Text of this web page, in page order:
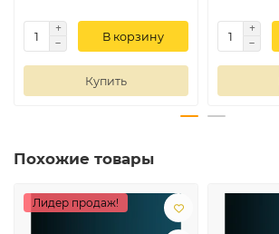
В корзину
Купить
Похожие товары
Лидер продаж!